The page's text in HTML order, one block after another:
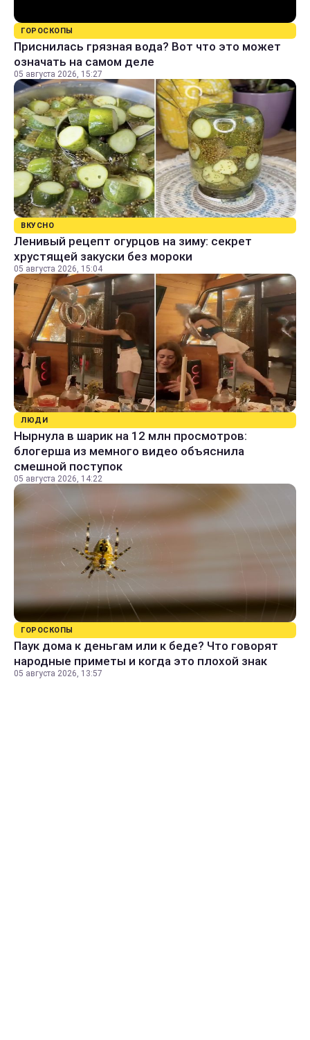
ГОРОСКОПЫ
Приснилась грязная вода? Вот что это может
означать на самом деле
05 августа 2026, 15:27
ВКУСНО
Ленивый рецепт огурцов на зиму: секрет
хрустящей закуски без мороки
05 августа 2026, 15:04
ЛЮДИ
Нырнула в шарик на 12 млн просмотров:
блогерша из мемного видео объяснила
смешной поступок
05 августа 2026, 14:22
ГОРОСКОПЫ
Паук дома к деньгам или к беде? Что говорят
народные приметы и когда это плохой знак
05 августа 2026, 13:57